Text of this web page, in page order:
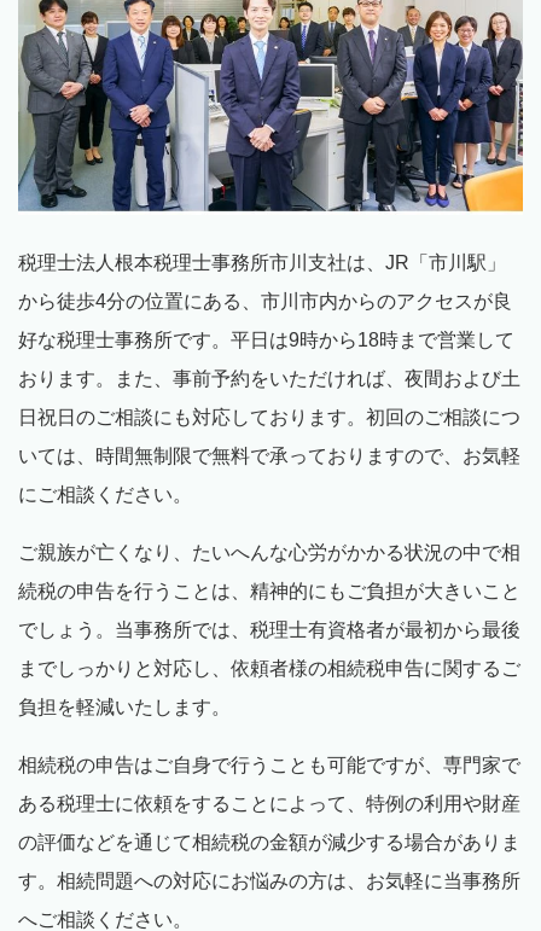
税理士法人根本税理士事務所市川支社は、 JR 「市川駅」
から徒歩4分の位置にある、市川市内からのアクセスが良
好な税理士事務所です。平日は9時から18時まで営業して
おります。また、事前予約をいただければ、夜間および土
日祝日のご相談にも対応しております。初回のご相談につ
いては、時間無制限で無料で承っておりますので、お気軽
にご相談ください。
ご親族が亡くなり、たいへんな心労がかかる状況の中で相
続税の申告を行うことは、精神的にもご負担が大きいこと
でしょう。当事務所では、税理士有資格者が最初から最後
までしっかりと対応し、依頼者様の相続税申告に関するご
負担を軽減いたします。
相続税の申告はご自身で行うことも可能ですが、専門家で
ある税理士に依頼をすることによって、特例の利用や財産
の評価などを通じて相続税の金額が減少する場合がありま
す。相続問題への対応にお悩みの方は、お気軽に当事務所
へご相談ください。